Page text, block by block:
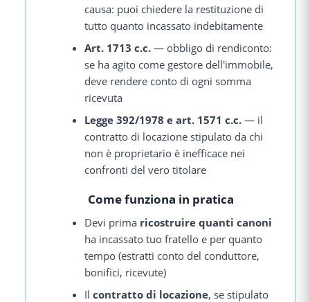
causa: puoi chiedere la restituzione di
tutto quanto incassato indebitamente
Art. 1713 c.c. — obbligo di rendiconto:
se ha agito come gestore dell'immobile,
deve rendere conto di ogni somma
ricevuta
Legge 392/1978 e art. 1571 c.c. — il
contratto di locazione stipulato da chi
non è proprietario è inefficace nei
confronti del vero titolare
Come funziona in pratica
Devi prima ricostruire quanti canoni
ha incassato tuo fratello e per quanto
tempo (estratti conto del conduttore,
bonifici, ricevute)
Ilcontratto di locazione, se stipulato